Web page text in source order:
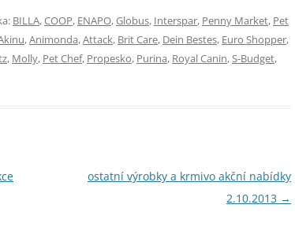
BILLA,COOP, ENAPO,Globus, Interspar, Penny Market, Pet
,Animonda,Attack, Brit Care, Dein Bestes, Euro Shopper,
, Molly, Pet Chef, Propesko, Purina, Royal Canin,S-Budget,
ostatní výrobky a krmivo akční nabídky
2.10.2013 →